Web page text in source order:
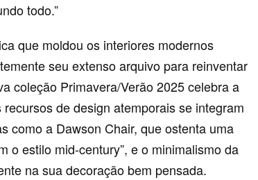
todo.”
que moldou os interiores modernos
seu extenso arquivo para reinventar
coleção Primavera/Verão 2025 celebra a
de design atemporais se integram
como a Dawson Chair, que ostenta uma
o estilo mid-century”, e o minimalismo da
na sua decoração bem pensada.